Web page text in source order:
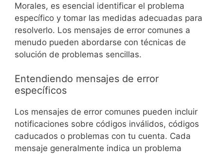
Morales, es esencial identificar el problema
específico y tomar las medidas adecuadas para
resolverlo. Los mensajes de error comunes a
menudo pueden abordarse con técnicas de
solución de problemas sencillas.
Entendiendo mensajes de error
específicos
Los mensajes de error comunes pueden incluir
notificaciones sobre códigos inválidos, códigos
caducados o problemas con tu cuenta. Cada
mensaje generalmente indica un problema